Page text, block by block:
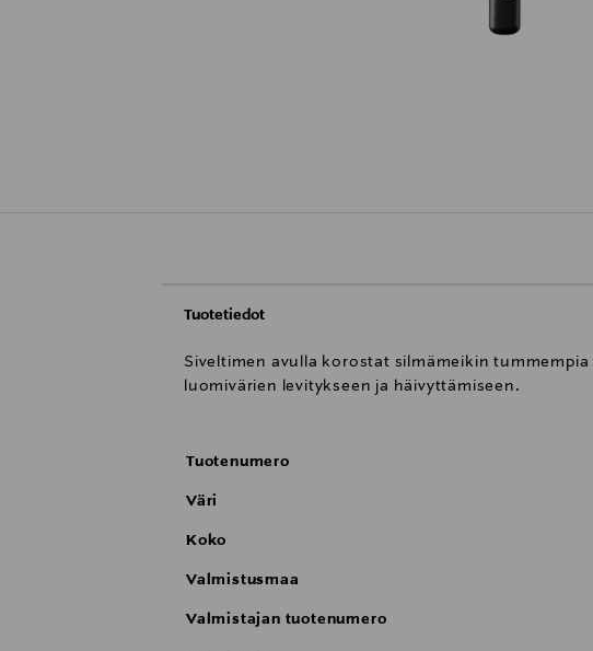
Tuotetiedot
Siveltimen avulla korostat silmämeikin
luomivärien levitykseen ja häivyttämiseen.
Tuotenumero
Väri
Koko
Valmistusmaa
Valmistajan tuotenumero